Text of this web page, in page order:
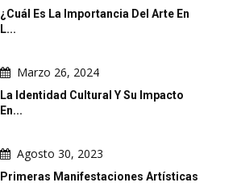
¿Cuál Es La Importancia Del Arte En
L...
Marzo 26, 2024
La Identidad Cultural Y Su Impacto
En...
Agosto 30, 2023
Primeras Manifestaciones Artísticas